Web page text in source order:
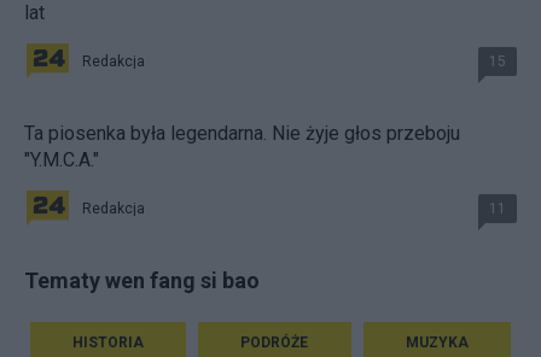
lat
Redakcja 15
Ta piosenka była legendarna. Nie żyje głos przeboju
"Y.M.C.A."
Redakcja 11
Tematy wen fang si bao
HISTORIA PODRÓŻE MUZYKA